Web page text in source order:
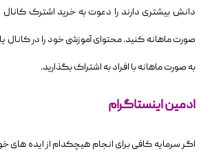
دانش بیشتری دارند را دعوت به خرید اشترک
صورت ماهانه کنید. محتوای آموزشی خود را در کانال
به صورت ماهانه با افراد به اشتراک بگذارید.
ادمین اینستاگرام
اگر سرمایه کافی برای انجام هیچکدام از ایده های خود